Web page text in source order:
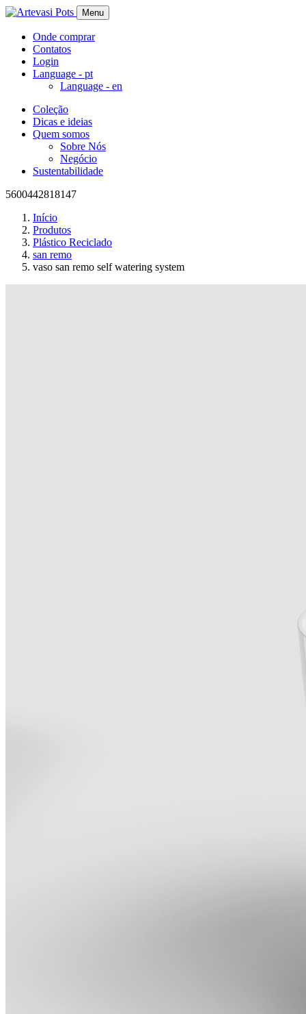
Menu
Onde comprar
Contatos
Login
Language - pt
Language - en
Coleção
Dicas e ideias
Quem somos
Sobre Nós
Negócio
Sustentabilidade
5600442818147
Início
Produtos
Plástico Reciclado
san remo
vaso san remo self watering system